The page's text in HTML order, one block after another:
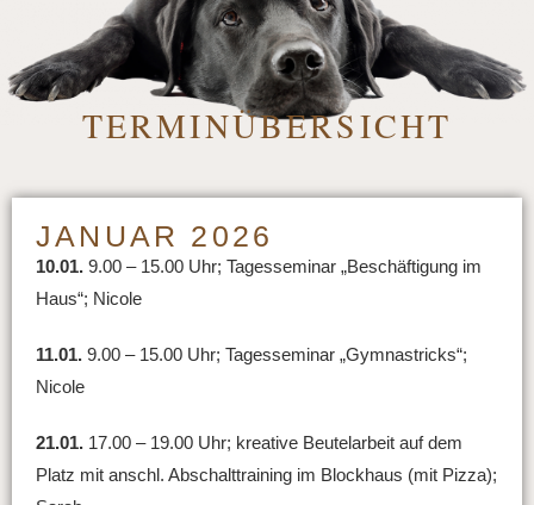
TERMINÜBERSICHT
JANUAR 2026
10.01. 9.00 – 15.00 Uhr; Tagesseminar „Beschäftigung im
Haus“; Nicole
11.01. 9.00 – 15.00 Uhr; Tagesseminar „Gymnastricks“;
Nicole
21.01. 17.00 – 19.00 Uhr; kreative Beutelarbeit auf dem
Platz mit anschl. Abschalttraining im Blockhaus (mit Pizza);